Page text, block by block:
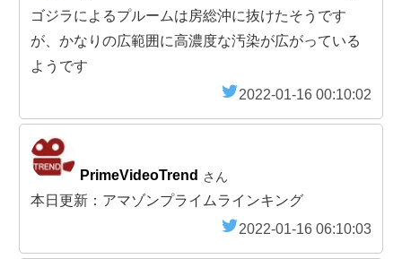
ゴジラによるプルームは房総沖に抜けたそうです
が、かなりの広範囲に高濃度な汚染が広がっている
ようです
2022-01-16 00:10:02
PrimeVideoTrend さん
本日更新：アマゾンプライムラインキング
2022-01-16 06:10:03